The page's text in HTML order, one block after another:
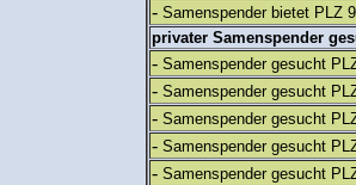
- Samenspender bietet PLZ 9
privater Samenspender
- Samenspender gesucht
- Samenspender gesucht
- Samenspender gesucht
- Samenspender gesucht
- Samenspender gesucht